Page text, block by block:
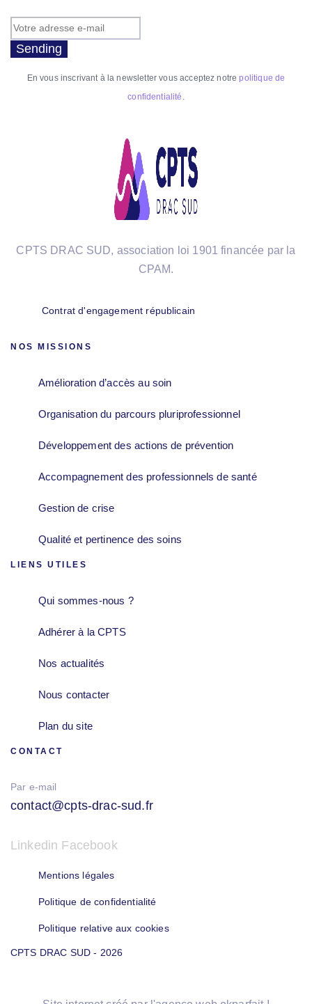
Sending
En vous inscrivant à la newsletter vous acceptez notrepolitique de
confidentialité .
CPTS DRAC SUD, association loi 1901 financée par la
CPAM.
Contrat d'engagement républicain
NOS MISSIONS
Amélioration d’accès au soin
Organisation du parcours pluriprofessionnel
Développement des actions de prévention
Accompagnement des professionnels de santé
Gestion de crise
Qualité et pertinence des soins
LIENS UTILES
Qui sommes-nous ?
Adhérer à la CPTS
Nos actualités
Nous contacter
Plan du site
CONTACT
Par e-mail
contact@cpts-drac-sud.fr
Linkedin Facebook
Mentions légales
Politique de confidentialité
Politique relative aux cookies
CPTS DRAC SUD - 2026